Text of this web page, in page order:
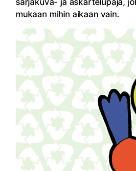
mukaan mihin aikaan vain.